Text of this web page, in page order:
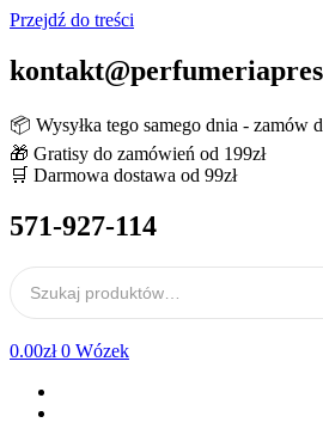
Przejdź do treści
📦 Wysyłka tego samego dnia - zamów
🎁 Gratisy do zamówień od 199zł
🛒 Darmowa dostawa od 99zł
571-927-114
0.00zł 0 Wózek